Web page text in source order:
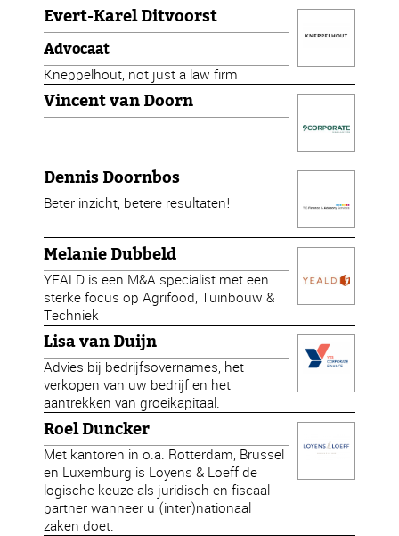
Evert-Karel Ditvoorst
Advocaat
Kneppelhout, not just a law firm
Vincent van Doorn
Dennis Doornbos
Beter inzicht, betere resultaten!
Melanie Dubbeld
YEALD is een M&A specialist met een
sterke focus op Agrifood, Tuinbouw &
Techniek
Lisa van Duijn
Advies bij bedrijfsovernames, het
verkopen van uw bedrijf en het
aantrekken van groeikapitaal.
Roel Duncker
Met kantoren in o.a. Rotterdam, Brussel
en Luxemburg is Loyens & Loeff de
logische keuze als juridisch en fiscaal
partner wanneer u (inter)nationaal
zaken doet.